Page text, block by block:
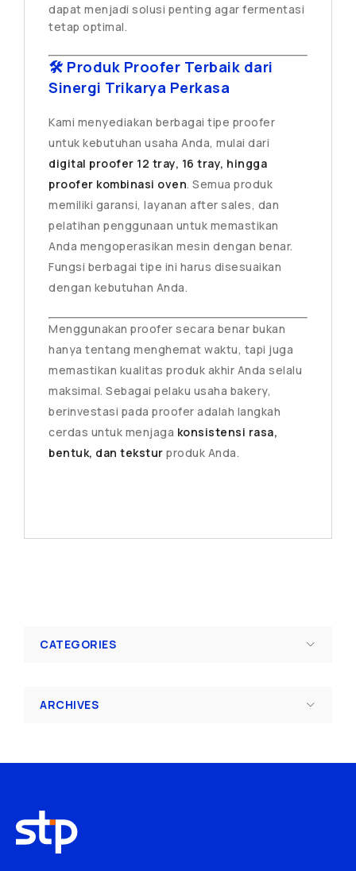
CATEGORIES
ARCHIVES
dapat menjadi solusi penting agar fermentasi
tetap optimal.
🛠️ Produk Proofer Terbaik dari
Sinergi Trikarya Perkasa
Kami menyediakan berbagai tipe proofer
untuk kebutuhan usaha Anda, mulai dari
digital proofer 12 tray, 16 tray, hingga
proofer kombinasi oven. Semua produk
memiliki garansi, layanan after sales, dan
pelatihan penggunaan untuk memastikan
Anda mengoperasikan mesin dengan benar.
Fungsi berbagai tipe ini harus disesuaikan
dengan kebutuhan Anda.
Menggunakan proofer secara benar bukan
hanya tentang menghemat waktu, tapi juga
memastikan kualitas produk akhir Anda selalu
maksimal. Sebagai pelaku usaha bakery,
berinvestasi pada proofer adalah langkah
cerdas untuk menjaga konsistensi rasa,
bentuk, dan tekstur produk Anda.